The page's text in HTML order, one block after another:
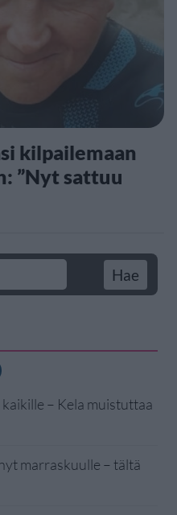
kilpailemaan
”Nyt sattuu
– Kela muistuttaa
marraskuulle – tältä